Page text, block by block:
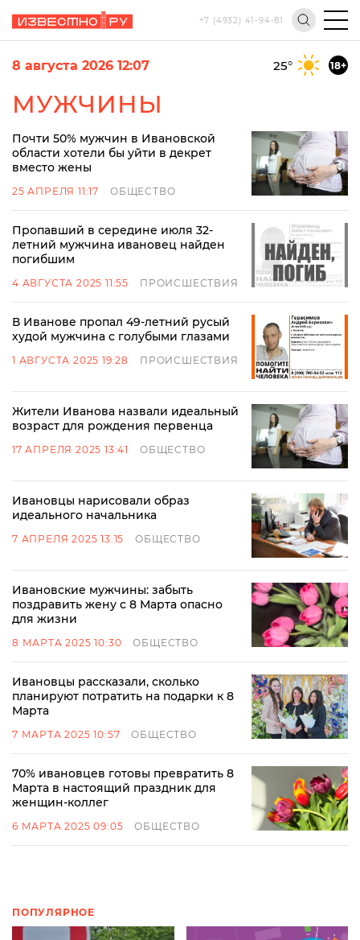
+7 (4932) 41-94-81
8 августа 2026 12:07 25° 18+
МУЖЧИНЫ
Почти 50% мужчин в Ивановской
области хотели бы уйти в декрет
вместо жены
25 АПРЕЛЯ 11:17 ОБЩЕСТВО
Пропавший в середине июля 32-
летний мужчина ивановец найден
погибшим
4 АВГУСТА 2025 11:55 ПРОИСШЕСТВИЯ
В Иванове пропал 49-летний русый
худой мужчина с голубыми глазами
1 АВГУСТА 2025 19:28 ПРОИСШЕСТВИЯ
Жители Иванова назвали идеальный
возраст для рождения первенца
17 АПРЕЛЯ 2025 13:41 ОБЩЕСТВО
Ивановцы нарисовали образ
идеального начальника
7 АПРЕЛЯ 2025 13:15 ОБЩЕСТВО
Ивановские мужчины: забыть
поздравить жену с 8 Марта опасно
для жизни
8 МАРТА 2025 10:30 ОБЩЕСТВО
Ивановцы рассказали, сколько
планируют потратить на подарки к 8
Марта
7 МАРТА 2025 10:57 ОБЩЕСТВО
70% ивановцев готовы превратить 8
Марта в настоящий праздник для
женщин-коллег
6 МАРТА 2025 09:05 ОБЩЕСТВО
ПОПУЛЯРНОЕ